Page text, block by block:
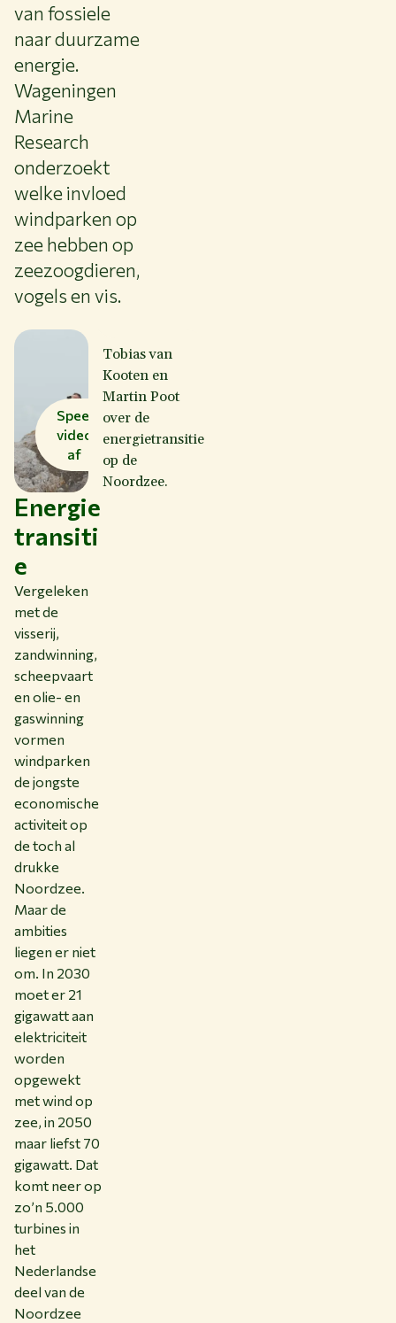
van fossiele
naar duurzame
energie.
Wageningen
Marine
Research
onderzoekt
welke invloed
windparken op
zee hebben op
zeezoogdieren,
vogels en vis.
Speel
video
af
Tobias van
Kooten en
Martin Poot
over de
energietransitie
op de
Noordzee.
Energie
transiti
e
Vergeleken
met de
visserij,
zandwinning,
scheepvaart
en olie- en
gaswinning
vormen
windparken
de jongste
economische
activiteit op
de toch al
drukke
Noordzee.
Maar de
ambities
liegen er niet
om. In 2030
moet er 21
gigawatt aan
elektriciteit
worden
opgewekt
met wind op
zee, in 2050
maar liefst 70
gigawatt. Dat
komt neer op
zo’n 5.000
turbines in
het
Nederlandse
deel van de
Noordzee